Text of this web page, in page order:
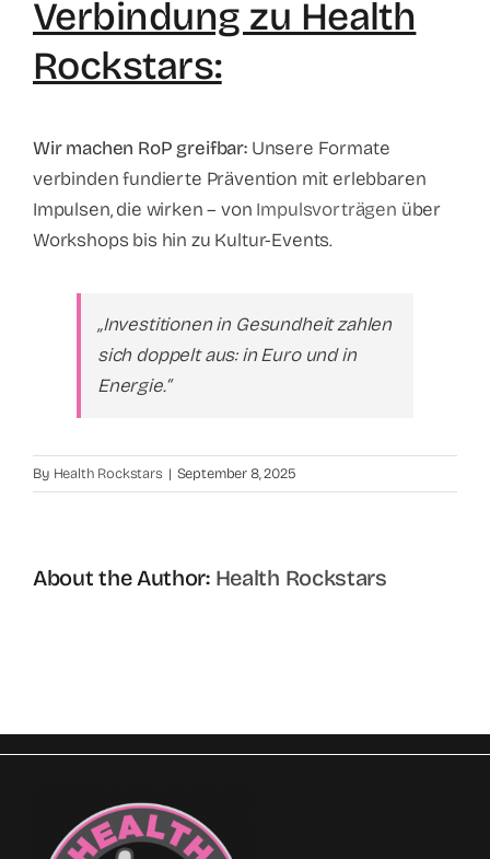
Verbindung zu Health
Rockstars:
Wir machen RoP greifbar:Unsere Formate
verbinden fundierte Prävention mit erlebbaren
Impulsen, die wirken – von Impulsvorträgen über
Workshops bis hin zu Kultur-Events.
„Investitionen in Gesundheit zahlen
sich doppelt aus: in Euro und in
Energie.“
By Health Rockstars | September 8, 2025
About the Author: Health Rockstars